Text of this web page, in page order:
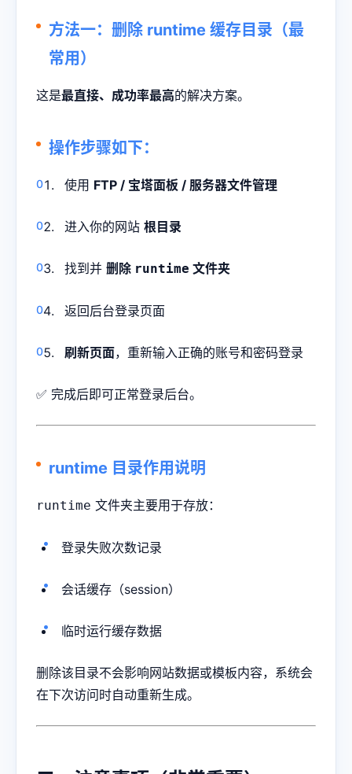
方法一：删除 runtime 缓存目录（最
常用）
这是最直接、成功率最高的解决方案。
操作步骤如下：
使用 FTP / 宝塔面板 / 服务器文件管理
进入你的网站 根目录
找到并 删除 runtime 文件夹
返回后台登录页面
刷新页面，重新输入正确的账号和密码登录
✅ 完成后即可正常登录后台。
runtime 目录作用说明
runtime 文件夹主要用于存放：
登录失败次数记录
会话缓存（session）
临时运行缓存数据
删除该目录不会影响网站数据或模板内容，系统会
在下次访问时自动重新生成。